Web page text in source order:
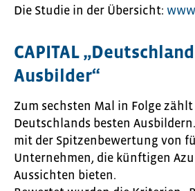
Die Studie in der Übersicht:
CAPITAL
Ausbilder“
Zum sechsten Mal in Folge
Deutschlands besten
mit der Spitzenbewertung von
Unternehmen, die künftigen
Aussichten bieten.